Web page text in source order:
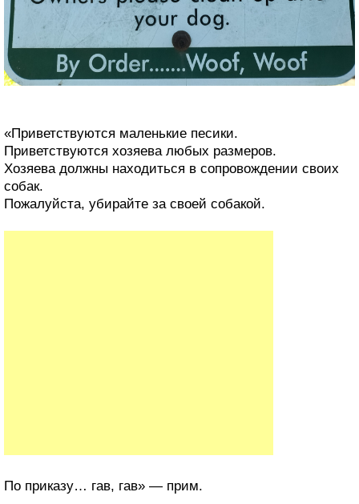
«Приветствуются маленькие песики.
Приветствуются хозяева любых размеров.
Хозяева должны находиться в сопровождении своих
собак.
Пожалуйста, убирайте за своей собакой.
По приказу… гав, гав» — прим.